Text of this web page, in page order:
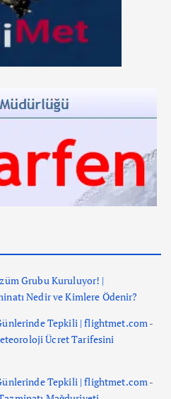
Grubu Kuruluyor! |
Nedir ve Kimlere Ödenir?
Tepkili | flightmet.com-
Ücret Tarifesini
Tepkili | flightmet.com-